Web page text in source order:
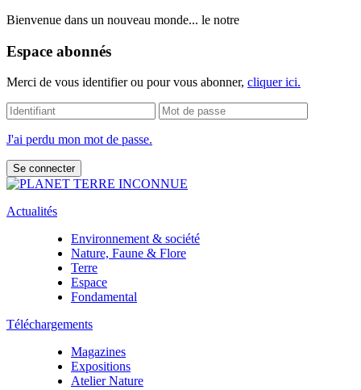
Bienvenue dans un nouveau monde... le notre
Espace abonnés
Merci de vous identifier ou pour vous abonner, cliquer ici.
J'ai perdu mon mot de passe.
Actualités
Environnement & société
Nature, Faune & Flore
Terre
Espace
Fondamental
Téléchargements
Magazines
Expositions
Atelier Nature